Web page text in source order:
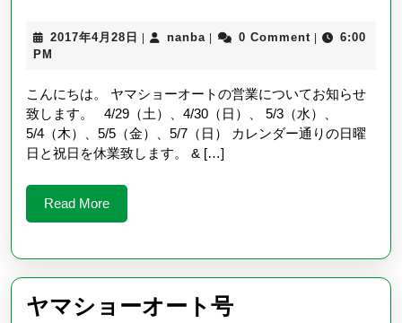
の
業
に
つ
知
ら
せ
2017年4月28日 2017
月
28
日
nanba nanba0 Comment
6:00
PM
こんにちは。 ヤマショーオートの営業についてお知らせ
致します。 4/29（土）、4/30（日）、 5/3（水）、
5/4（木）、5/5（金）、5/7（日） カレンダー通りの日曜
日と祝日を休業致します。 & […]
Read MoreRead
More
ヤマショーオート号ヤ